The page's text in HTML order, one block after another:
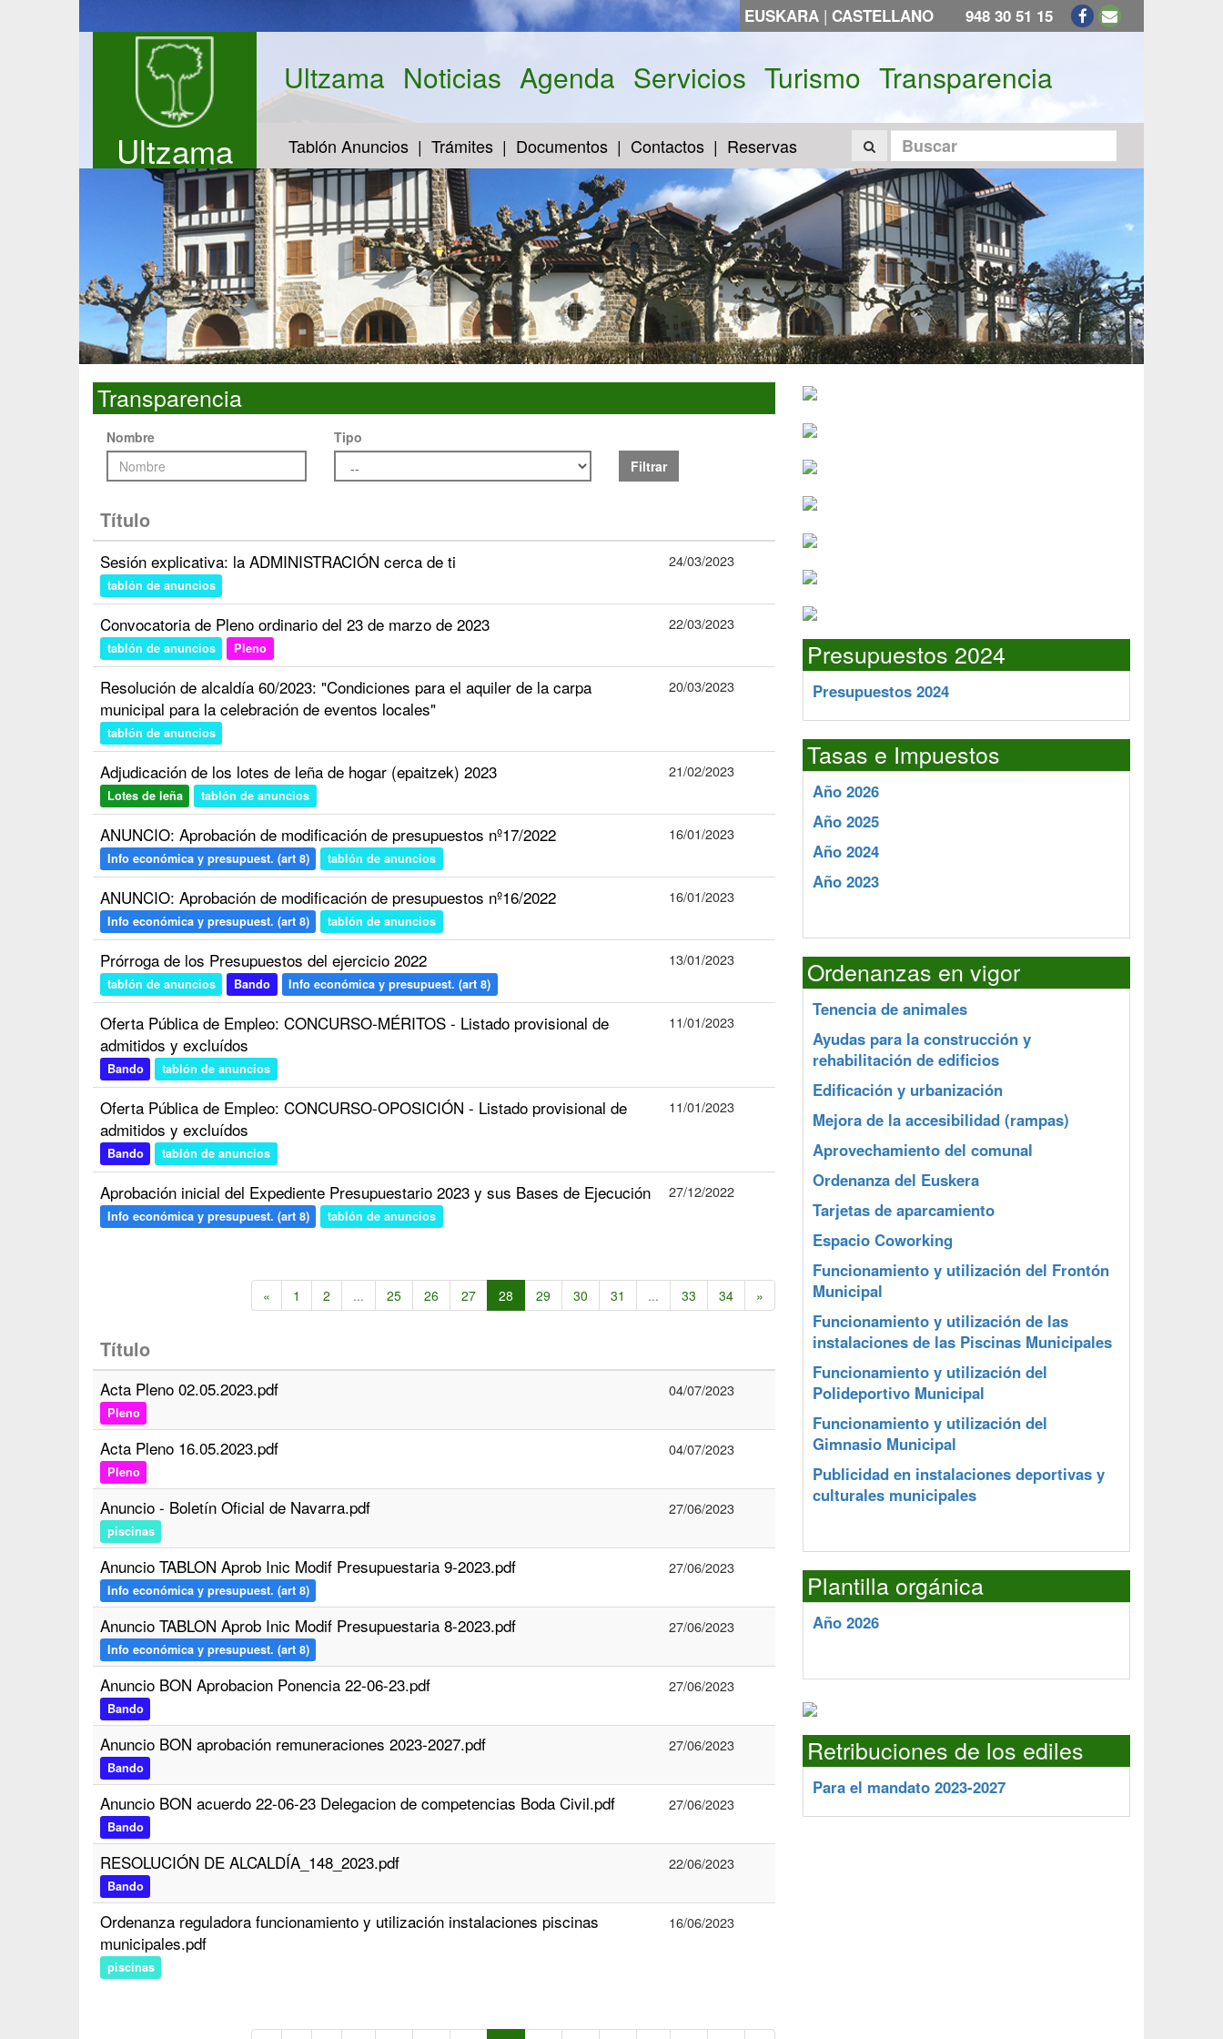
EUSKARA | CASTELLANO 948 30 51 15
Ultzama
Ultzama Noticias Agenda Servicios Turismo Transparencia
Tablón Anuncios Trámites Documentos Contactos Reservas
Transparencia
Nombre
Tipo
Filtrar
Título
Sesión explicativa: la ADMINISTRACIÓN cerca de ti
tablón de anuncios
24/03/2023
Convocatoria de Pleno ordinario del 23 de marzo de 2023
tablón de anuncios Pleno
22/03/2023
Resolución de alcaldía 60/2023: "Condiciones para el aquiler de la carpa
municipal para la celebración de eventos locales"
tablón de anuncios
20/03/2023
Adjudicación de los lotes de leña de hogar (epaitzek) 2023
Lotes de leña tablón de anuncios
21/02/2023
ANUNCIO: Aprobación de modificación de presupuestos nº17/2022
Info económica y presupuest. (art 8) tablón de anuncios
16/01/2023
ANUNCIO: Aprobación de modificación de presupuestos nº16/2022
Info económica y presupuest. (art 8) tablón de anuncios
16/01/2023
Prórroga de los Presupuestos del ejercicio 2022
tablón de anuncios Bando Info económica y presupuest. (art 8)
13/01/2023
Oferta Pública de Empleo: CONCURSO-MÉRITOS - Listado provisional de
admitidos y excluídos
Bando tablón de anuncios
11/01/2023
Oferta Pública de Empleo: CONCURSO-OPOSICIÓN - Listado provisional de
admitidos y excluídos
Bando tablón de anuncios
11/01/2023
Aprobación inicial del Expediente Presupuestario 2023 y sus Bases de Ejecución
Info económica y presupuest. (art 8) tablón de anuncios
27/12/2022
« 1 2 ... 25 26 27 28 29 30 31 ... 33 34 »
Título
Acta Pleno 02.05.2023.pdf
Pleno
04/07/2023
Acta Pleno 16.05.2023.pdf
Pleno
04/07/2023
Anuncio - Boletín Oficial de Navarra.pdf
piscinas
27/06/2023
Anuncio TABLON Aprob Inic Modif Presupuestaria 9-2023.pdf
Info económica y presupuest. (art 8)
27/06/2023
Anuncio TABLON Aprob Inic Modif Presupuestaria 8-2023.pdf
Info económica y presupuest. (art 8)
27/06/2023
Anuncio BON Aprobacion Ponencia 22-06-23.pdf
Bando
27/06/2023
Anuncio BON aprobación remuneraciones 2023-2027.pdf
Bando
27/06/2023
Anuncio BON acuerdo 22-06-23 Delegacion de competencias Boda Civil.pdf
Bando
27/06/2023
RESOLUCIÓN DE ALCALDÍA_148_2023.pdf
Bando
22/06/2023
Ordenanza reguladora funcionamiento y utilización instalaciones piscinas
municipales.pdf
piscinas
16/06/2023
Presupuestos 2024
Presupuestos 2024
Tasas e Impuestos
Año 2026
Año 2025
Año 2024
Año 2023
Ordenanzas en vigor
Tenencia de animales
Ayudas para la construcción y
rehabilitación de edificios
Edificación y urbanización
Mejora de la accesibilidad (rampas)
Aprovechamiento del comunal
Ordenanza del Euskera
Tarjetas de aparcamiento
Espacio Coworking
Funcionamiento y utilización del Frontón
Municipal
Funcionamiento y utilización de las
instalaciones de las Piscinas Municipales
Funcionamiento y utilización del
Polideportivo Municipal
Funcionamiento y utilización del
Gimnasio Municipal
Publicidad en instalaciones deportivas y
culturales municipales
Plantilla orgánica
Año 2026
Retribuciones de los ediles
Para el mandato 2023-2027